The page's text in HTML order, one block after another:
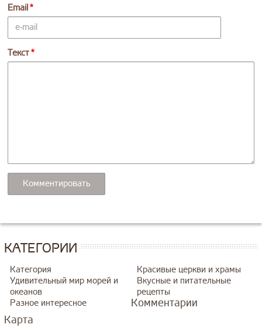
Email
Текст
КАТЕГОРИИ
Категория
Красивые церкви и храмы
Удивительный мир морей и
океанов
Вкусные и питательные
рецепты
Разное интересное
Комментарии
Карта